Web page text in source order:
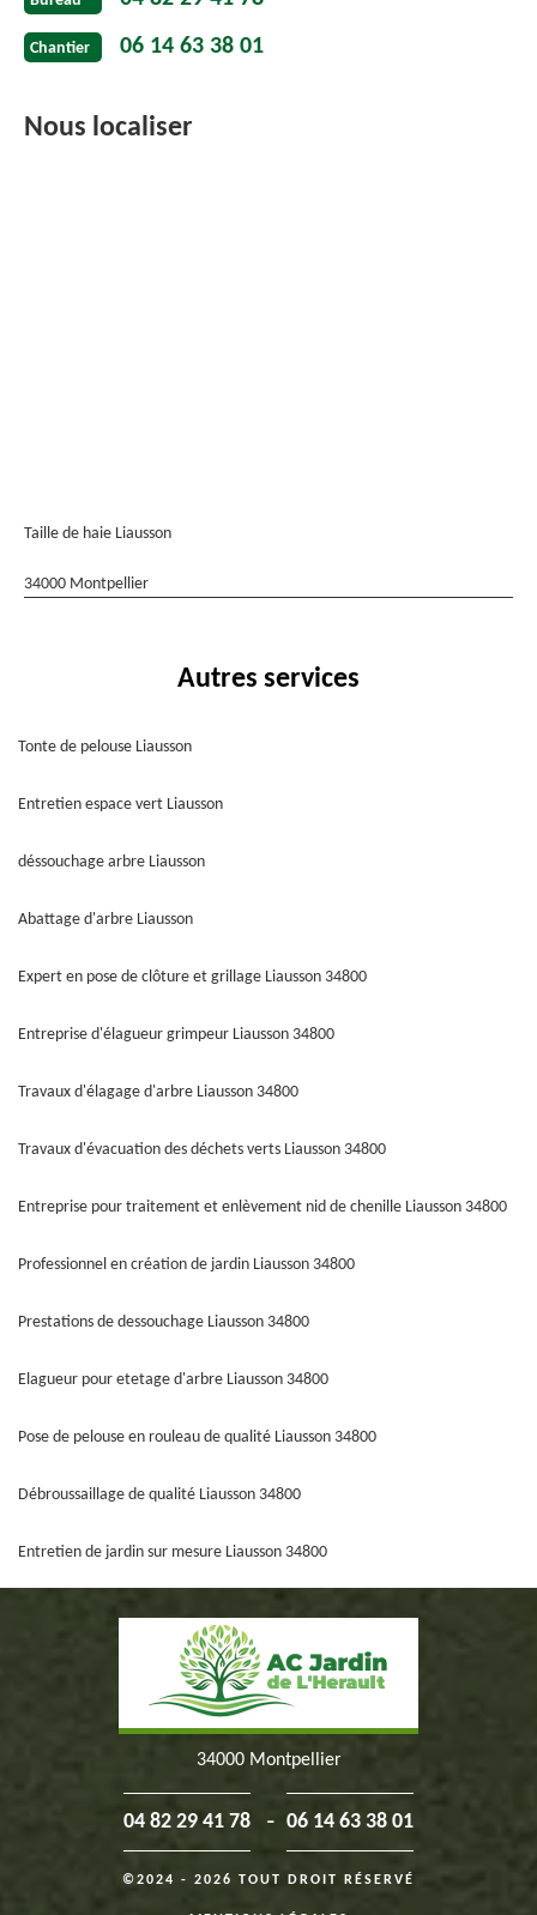
Chantier 06 14 63 38 01
Nous localiser
Taille de haie Liausson
34000 Montpellier
Autres services
Tonte de pelouse Liausson
Entretien espace vert Liausson
déssouchage arbre Liausson
Abattage d'arbre Liausson
Expert en pose de clôture et grillage Liausson 34800
Entreprise d'élagueur grimpeur Liausson 34800
Travaux d'élagage d'arbre Liausson 34800
Travaux d'évacuation des déchets verts Liausson 34800
Entreprise pour traitement et enlèvement nid de chenille Liausson 34800
Professionnel en création de jardin Liausson 34800
Prestations de dessouchage Liausson 34800
Elagueur pour etetage d'arbre Liausson 34800
Pose de pelouse en rouleau de qualité Liausson 34800
Débroussaillage de qualité Liausson 34800
Entretien de jardin sur mesure Liausson 34800
34000 Montpellier
04 82 29 41 78 - 06 14 63 38 01
©2024 - 2026 TOUT DROIT RÉSERVÉ